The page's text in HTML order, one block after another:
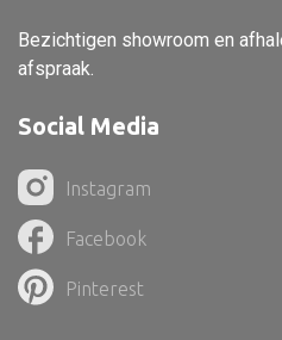
Lampenkappen
Alle deco
Vaas
Kandelaar
Object
Bezichtigen showroom en
afspraak.
Social Media
Instagram
Facebook
Pinterest